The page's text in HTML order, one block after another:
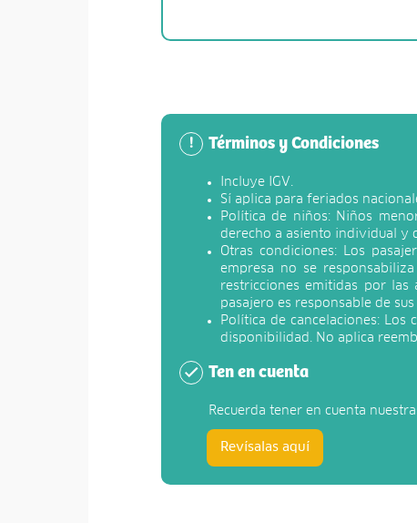
! Términos y Condiciones
Incluye IGV.
Sí aplica para feriados
Política de niños: Niños
derecho a asiento individual y
Otras condiciones: Los
empresa no se
restricciones emitidas por las
pasajero es responsable de
Política de cancelaciones:
disponibilidad. No aplica
Ten en cuenta
Recuerda tener en cuenta
Revísalas aquí